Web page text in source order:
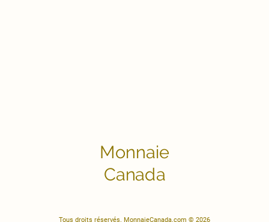
Monnaie
Canada
Tous droits réservés. MonnaieCanada.com © 2026